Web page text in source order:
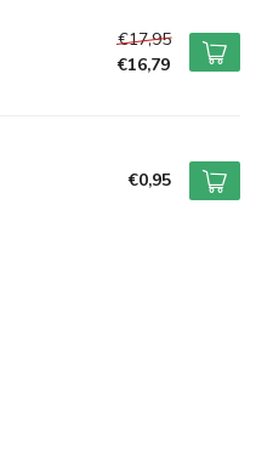
€17,95
€16,79
€0,95